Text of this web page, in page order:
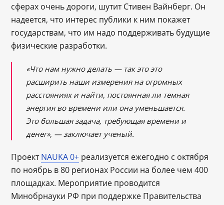
сферах очень дороги, шутит Стивен Вайнберг. Он
надеется, что интерес публики к ним покажет
государствам, что им надо поддерживать будущие
физические разработки.
«Что нам нужно делать — так это это
расширить наши измерения на огромных
расстояниях и найти, постоянная ли темная
энергия во времени или она уменьшается.
Это большая задача, требующая времени и
денег», ― заключает ученый.
ПроектNAUKA 0+ реализуется ежегодно с октября
по ноябрь в 80 регионах России на более чем 400
площадках. Мероприятие проводится
Минобрнауки РФ при поддержке Правительства